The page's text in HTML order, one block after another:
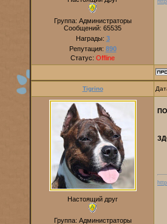
Группа: Администраторы
Сообщений: 65535
Награды: 3
Репутация: 890
Статус: Offline
Tigrino
Настоящий друг
Группа: Администраторы